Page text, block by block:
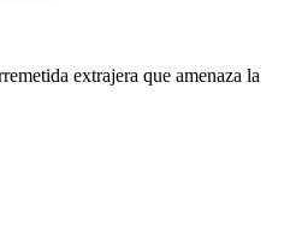
extrajera que amenaza la